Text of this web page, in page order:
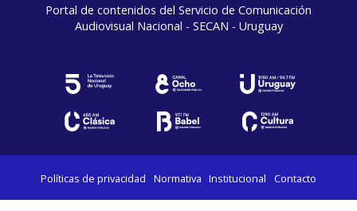
Portal de contenidos del Servicio de Comunicación
Audiovisual Nacional - SECAN - Uruguay
Políticas de privacidad Normativa Institucional Contacto